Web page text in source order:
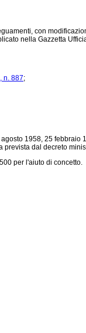
con
nella Gazzetta
n. 887;
1958, 25 febbraio
prevista dal decreto
per l'aiuto di concetto.